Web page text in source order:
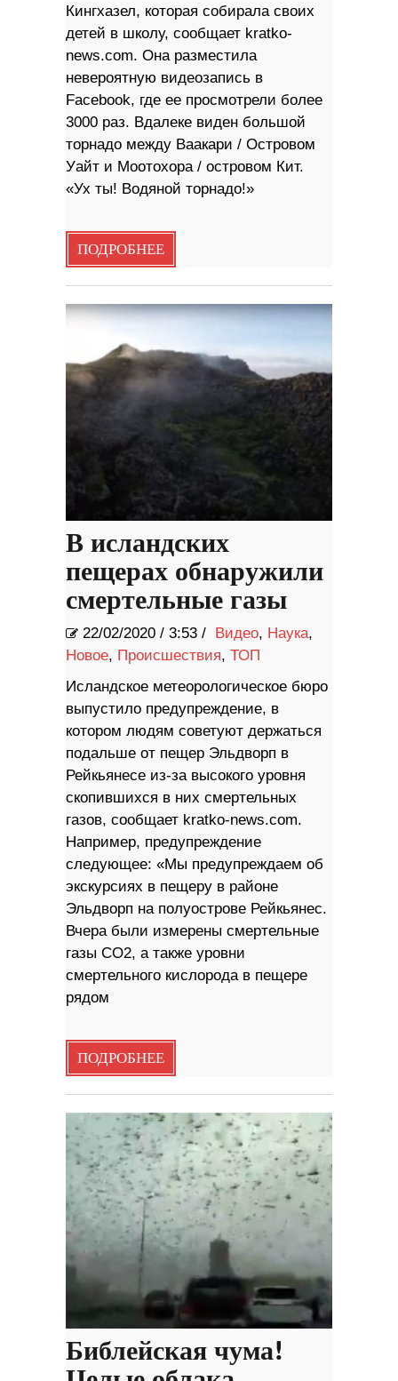
Кингхазел, которая собирала своих
детей в школу, сообщает kratko-
news.com. Она разместила
невероятную видеозапись в
Facebook, где ее просмотрели более
3000 раз. Вдалеке виден большой
торнадо между Ваакари / Островом
Уайт и Моотохора / островом Кит.
«Ух ты! Водяной торнадо!»
ПОДРОБНЕЕ
В исландских
пещерах обнаружили
смертельные газы
22/02/2020 / 3:53 / Видео, Наука,
Новое, Происшествия, ТОП
Исландское метеорологическое бюро
выпустило предупреждение, в
котором людям советуют держаться
подальше от пещер Эльдворп в
Рейкьянесе из-за высокого уровня
скопившихся в них смертельных
газов, сообщает kratko-news.com.
Например, предупреждение
следующее: «Мы предупреждаем об
экскурсиях в пещеру в районе
Эльдворп на полуострове Рейкьянес.
Вчера были измерены смертельные
газы CO2, а также уровни
смертельного кислорода в пещере
рядом
ПОДРОБНЕЕ
Библейская чума!